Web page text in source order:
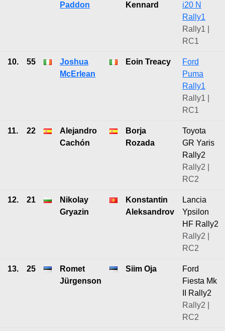
Paddon
Kennard
i20 N
Rally1
Rally1 |
RC1
10. 55
Joshua
McErlean
Eoin Treacy
Ford
Puma
Rally1
Rally1 |
RC1
11. 22
Alejandro
Cachón
Borja
Rozada
Toyota
GR Yaris
Rally2
Rally2 |
RC2
12. 21
Nikolay
Gryazin
Konstantin
Aleksandrov
Lancia
Ypsilon
HF Rally2
Rally2 |
RC2
13. 25
Romet
Jürgenson
Siim Oja
Ford
Fiesta Mk
II Rally2
Rally2 |
RC2